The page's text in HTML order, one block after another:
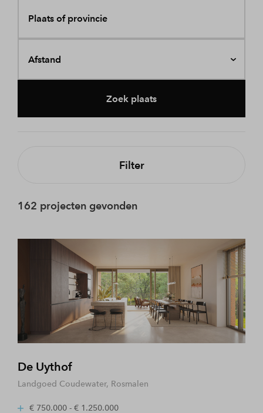
Plaats of provincie
Afstand
Zoek plaats
Filter
162 projecten gevonden
De Uythof
Landgoed Coudewater, Rosmalen
€ 750.000 - € 1.250.000